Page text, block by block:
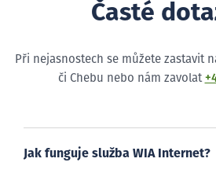
Časté
Při nejasnostech se můžete zastavit
či Chebu nebo nám zavolat
Jak funguje služba WIA Internet?